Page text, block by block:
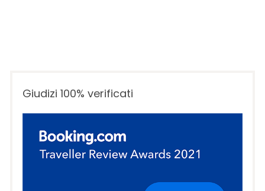
Giudizi 100% verificati